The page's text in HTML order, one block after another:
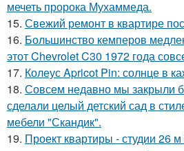
мечеть пророка Мухаммеда.
15. Свежий ремонт в квартире
16. Большинство кемперов
этот Chevrolet C30 1972 года
17. Колеус Apricot Pin: солнце в
18. Совсем недавно мы закрыли
сделали целый детский сад в
мебели "Скандик".
19. Проект квартиры - студии 26